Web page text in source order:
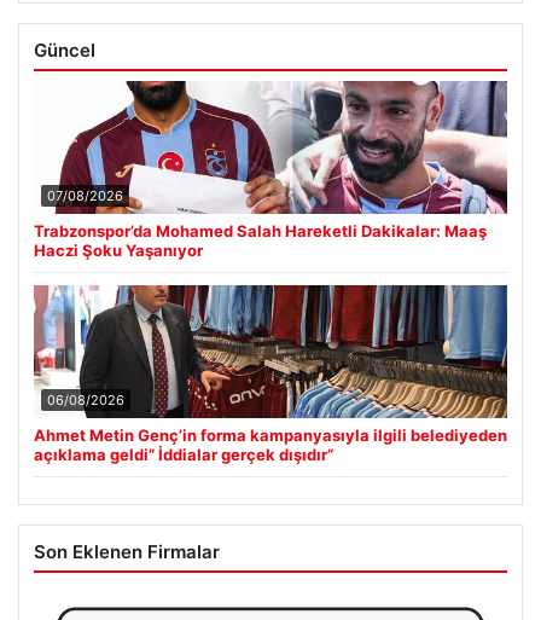
Güncel
07/08/2026
Trabzonspor’da Mohamed Salah Hareketli Dakikalar: Maaş
Haczi Şoku Yaşanıyor
06/08/2026
Ahmet Metin Genç’in forma kampanyasıyla ilgili belediyeden
açıklama geldi” İddialar gerçek dışıdır”
Son Eklenen Firmalar